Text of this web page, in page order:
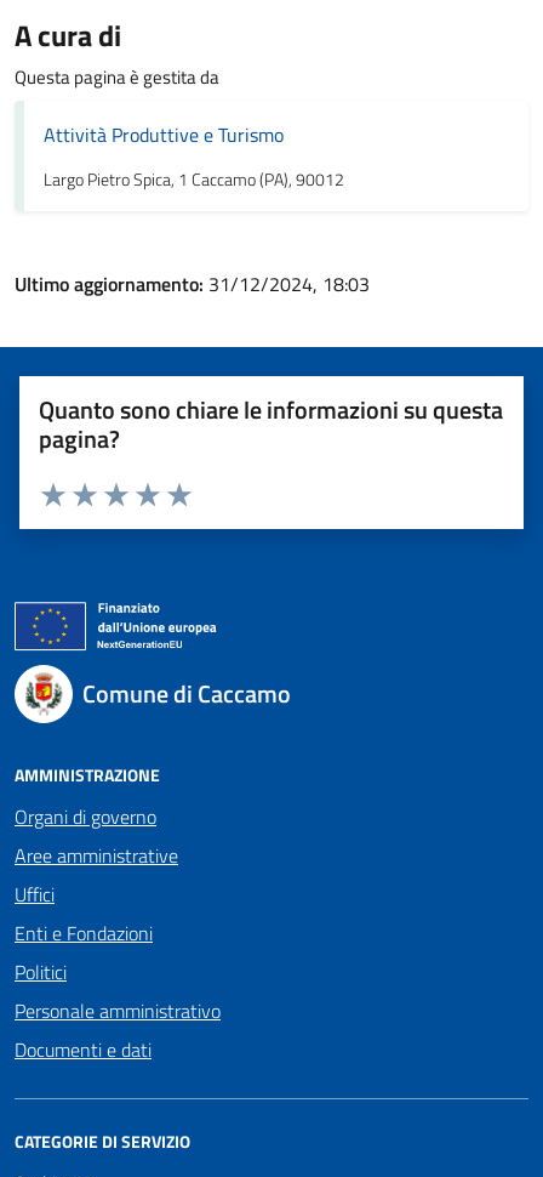
A cura di
Questa pagina è gestita da
Attività Produttive e Turismo
Largo Pietro Spica, 1 Caccamo (PA), 90012
Ultimo aggiornamento: 31/12/2024, 18:03
Quanto sono chiare le informazioni su questa
pagina?
Valuta 5 stelle su 5
Valuta 4 stelle su 5
Valuta 3 stelle su 5
Valuta 2 stelle su 5
Valuta 1 stelle su 5
Comune di Caccamo
AMMINISTRAZIONE
Organi di governo
Aree amministrative
Uffici
Enti e Fondazioni
Politici
Personale amministrativo
Documenti e dati
CATEGORIE DI SERVIZIO